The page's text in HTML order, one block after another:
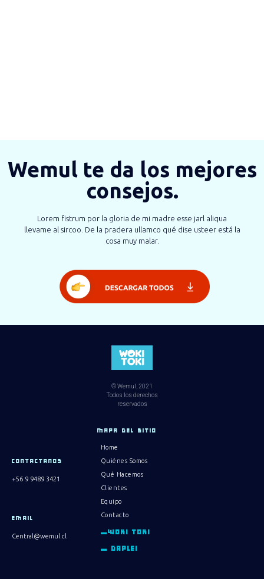
Wemul te da los mejores
consejos.
Lorem fistrum por la gloria de mi madre esse jarl aliqua
llevame al sircoo. De la pradera ullamco qué dise usteer está la
cosa muy malar.
© Wemul, 2021
Todos los derechos
reservados
CONTACTANOS
+56 9 9489 3421
EMAIL
Central@wemul.cl
MAPA DEL SITIO
Home
Quiénes Somos
Qué Hacemos
Clientes
Equipo
Contacto
_WOKI TOKI
_ DAPLEI